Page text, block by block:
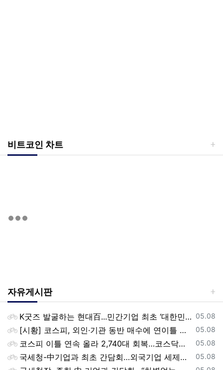
비트코인 차트
자유게시판
등록일
05.08
K굿즈 발굴하는 현대百...민간기업 최초 ‘대한민국 관광공모전’ 후원
등록일
05.08
[시황] 코스피, 외인·기관 동반 매수에 연이틀 상승…2745.05 마감
등록일
05.08
코스피 이틀 연속 올라 2,740대 회복…코스닥은 강보합(종합)
등록일
05.08
국세청-中기업과 최초 간담회…외국기업 세제혜택 등 논의